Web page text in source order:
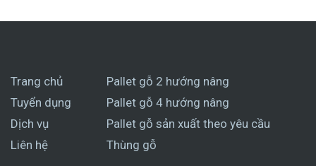
Trang chủ
Tuyển dụng
Dịch vụ
Liên hệ
Pallet gỗ 2 hướng nâng
Pallet gỗ 4 hướng nâng
Pallet gỗ sản xuất theo yêu cầu
Thùng gỗ